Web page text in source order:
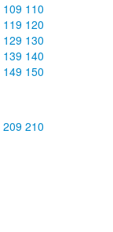
109 110
119 120
129 130
139 140
149 150
209 210